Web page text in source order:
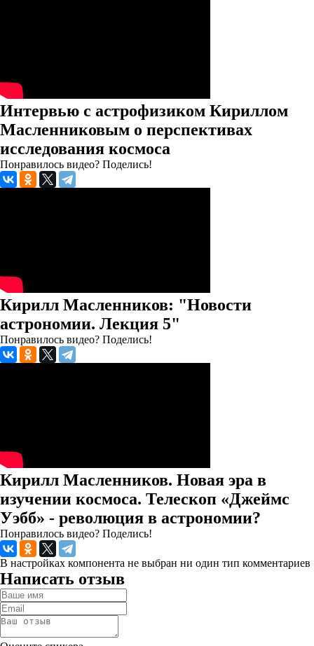
Интервью с астрофизиком Кириллом
Масленниковым о перспективах
исследования космоса
Понравилось видео? Поделись!
Кирилл Масленников: "Новости
астрономии. Лекция 5"
Понравилось видео? Поделись!
Кирилл Масленников. Новая эра в
изучении космоса. Телескоп «Джеймс
Уэбб» - революция в астрономии?
Понравилось видео? Поделись!
В настройках компонента не выбран ни один тип комментариев
Написать отзыв